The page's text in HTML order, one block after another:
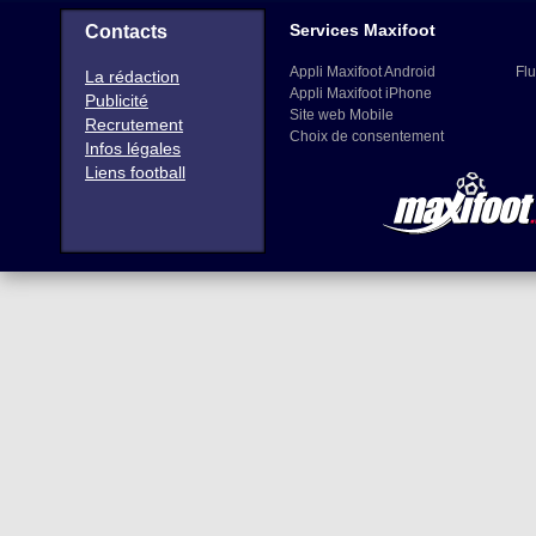
Contacts
La rédaction
Publicité
Recrutement
Infos légales
Liens football
Services Maxifoot
Appli Maxifoot Android
Appli Maxifoot iPhone
Site web Mobile
Choix de consentement